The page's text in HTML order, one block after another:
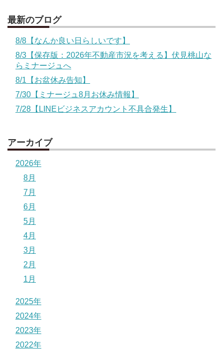
最新のブログ
8/8【なんか良い日らしいです】
8/3【保存版：2026年不動産市況を考える】伏見桃山な
らミナージュへ
8/1【お盆休み告知】
7/30【ミナージュ8月お休み情報】
7/28【LINEビジネスアカウント不具合発生】
アーカイブ
2026年
8月
7月
6月
5月
4月
3月
2月
1月
2025年
2024年
2023年
2022年